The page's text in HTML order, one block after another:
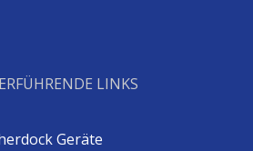
LINKS
Geräte